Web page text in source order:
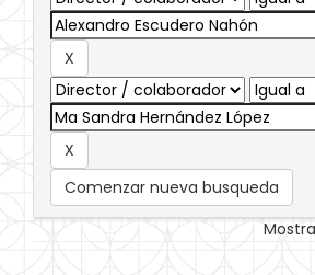
Comenzar nueva busqueda